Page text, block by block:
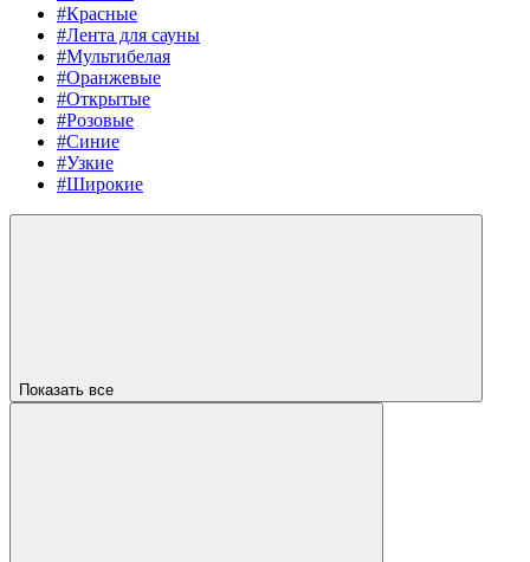
#Красные
#Лента для сауны
#Мультибелая
#Оранжевые
#Открытые
#Розовые
#Синие
#Узкие
#Широкие
Показать все